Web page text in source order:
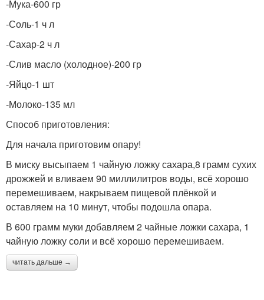
-Мука-600 гр
-Соль-1 ч л
-Сахар-2 ч л
-Слив масло (холодное)-200 гр
-Яйцо-1 шт
-Молоко-135 мл
Способ приготовления:
Для начала приготовим опару!
В миску высыпаем 1 чайную ложку сахара,8 грамм сухих
дрожжей и вливаем 90 миллилитров воды, всё хорошо
перемешиваем, накрываем пищевой плёнкой и
оставляем на 10 минут, чтобы подошла опара.
В 600 грамм муки добавляем 2 чайные ложки сахара, 1
чайную ложку соли и всё хорошо перемешиваем.
читать дальше →